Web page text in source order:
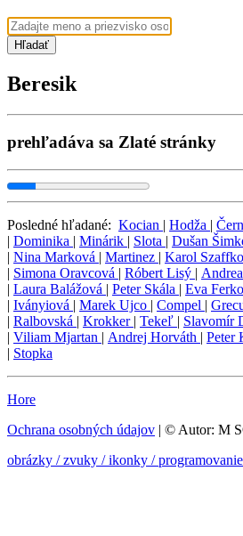
Hľadať
Beresik
prehľadáva sa Zlaté stránky
Posledné hľadané: Kocian | Hodža |
| Dominika | Minárik | Slota | Dušan
| Nina Marková | Martinez | Karol Szaffko
| Simona Oravcová | Róbert Lisý |
| Laura Balážová | Peter Skála | Eva
| Iványiová | Marek Ujco | Compel |
| Ralbovská | Krokker | Tekeľ | Slavomír
| Viliam Mjartan | Andrej Horváth | Peter
| Stopka
Hore
Ochrana osobných údajov | © Autor: M
obrázky / zvuky / ikonky / programovanie